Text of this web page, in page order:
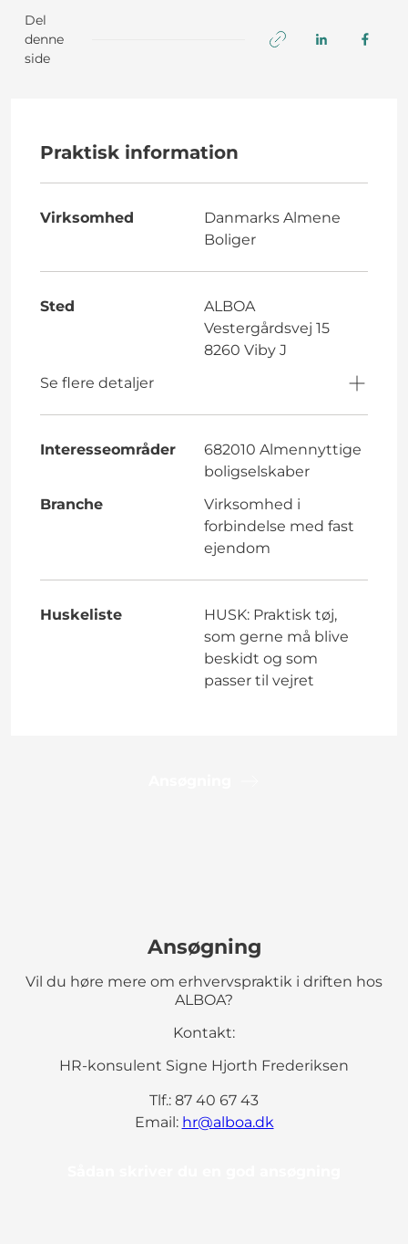
Del
denne
side
Praktisk information
Virksomhed
Danmarks Almene
Boliger
Sted
ALBOA
Vestergårdsvej 15
8260 Viby J
Se flere detaljer
Interesseområder
682010 Almennyttige
boligselskaber
Branche
Virksomhed i
forbindelse med fast
ejendom
Huskeliste
HUSK: Praktisk tøj,
som gerne må blive
beskidt og som
passer til vejret
Ansøgning
Vil du høre mere om erhvervspraktik i driften hos
ALBOA?
Kontakt:
HR-konsulent Signe Hjorth Frederiksen
Tlf.: 87 40 67 43
Email: hr@alboa.dk